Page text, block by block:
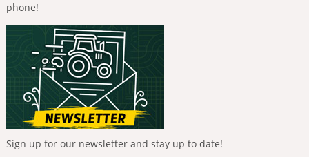
phone!
Sign up for our newsletter and stay up to date!